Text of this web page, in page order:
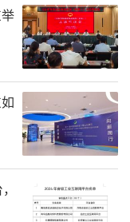
1mm误差的苛
全屋智慧的体
起点。未来，
，在工艺的毫
更深入生活肌